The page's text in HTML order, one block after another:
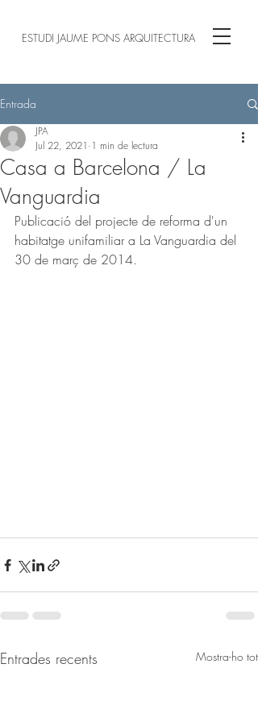
ESTUDI JAUME PONS ARQUITECTURA
Entrada
Casa a Barcelona / La
Vanguardia
JPA
Jul 22, 2021 1 min de lectura
Publicació del projecte de reforma d'un
habitatge unifamiliar a La Vanguardia del
30 de març de 2014.
Entrades recents Mostra-ho tot